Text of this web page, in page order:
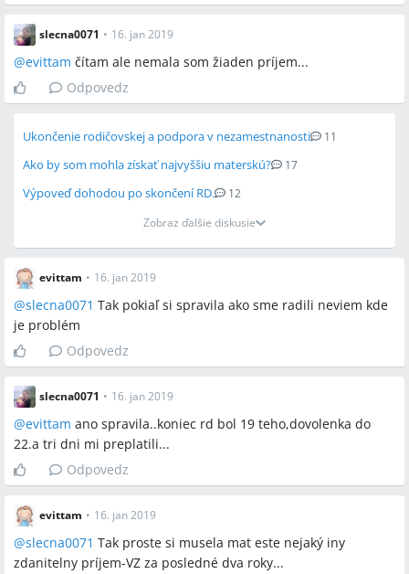
slecna0071 • 16. jan 2019
@evittam čítam ale nemala som žiaden príjem...
Odpovedz
Ukončenie rodičovskej a podpora v nezamestnanosti 11
Ako by som mohla získať najvyššiu materskú? 17
Výpoveď dohodou po skončení RD.
12
Zobraz ďalšie diskusie
evittam • 16. jan 2019
@slecna0071 Tak pokiaľ si spravila ako sme radili neviem kde
je problém
Odpovedz
slecna0071 • 16. jan 2019
@evittam ano spravila..koniec rd bol 19 teho,dovolenka do
22.a tri dni mi preplatili...
Odpovedz
evittam • 16. jan 2019
@slecna0071 Tak proste si musela mat este nejaký iny
zdanitelny príjem-VZ za posledné dva roky...